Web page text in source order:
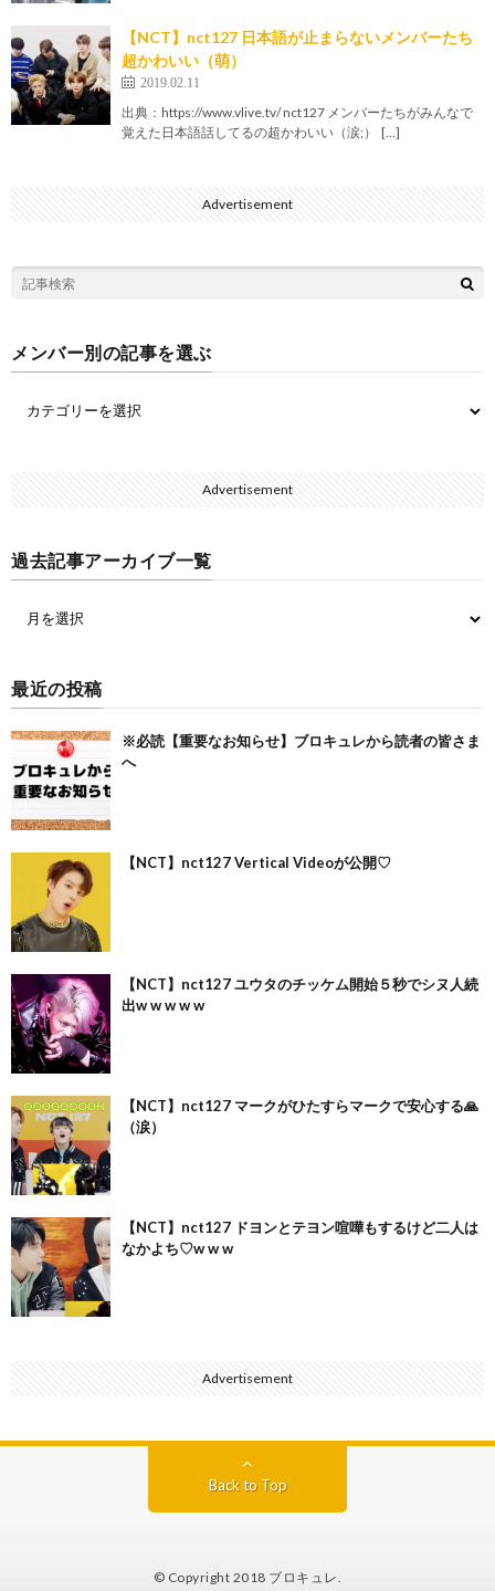
【NCT】nct127 日本語が止まらないメンバーたち
超かわいい（萌）
2019.02.11
出典：https://www.vlive.tv/ nct127 メンバーたちがみんなで
覚えた日本語話してるの超かわいい（涙;） […]
Advertisement
メンバー別の記事を選ぶ
Advertisement
過去記事アーカイブ一覧
最近の投稿
※必読【重要なお知らせ】ブロキュレから読者の皆さま
へ
【NCT】nct127 Vertical Videoが公開♡
【NCT】nct127 ユウタのチッケム開始５秒でシヌ人続
出w w w w w
【NCT】nct127 マークがひたすらマークで安心する🙏
（涙）
【NCT】nct127 ドヨンとテヨン喧嘩もするけど二人は
なかよち♡w w w
Advertisement
Back to Top
© Copyright 2018 ブロキュレ.